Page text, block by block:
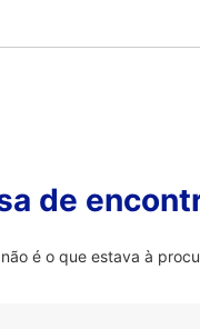
de
não é o que estava à